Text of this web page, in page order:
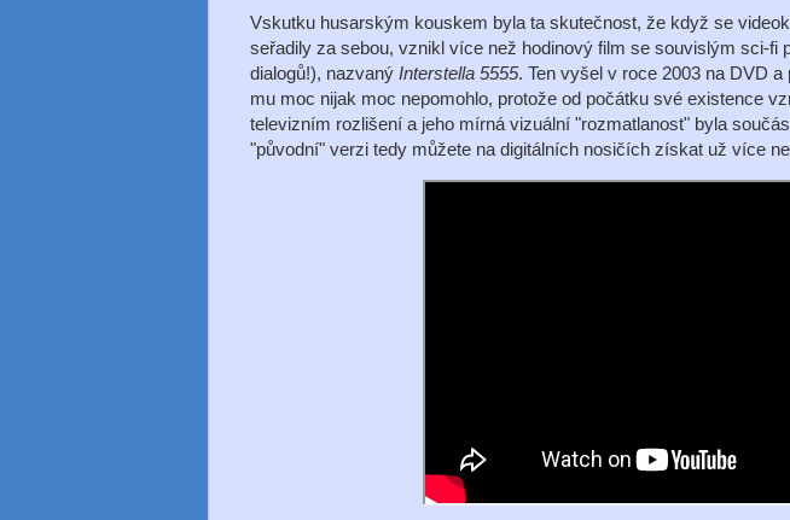
Vskutku husarským kouskem byla ta skutečnost, že když se
seřadily za sebou, vznikl více než hodinový film se souvislým sci-fi
dialogů!), nazvaný Interstella 5555. Ten vyšel v roce 2003 na DVD
mu moc nijak moc nepomohlo, protože od počátku své existence
televizním rozlišení a jeho mírná vizuální "rozmatlanost" byla
"původní" verzi tedy můžete na digitálních nosičích získat už více